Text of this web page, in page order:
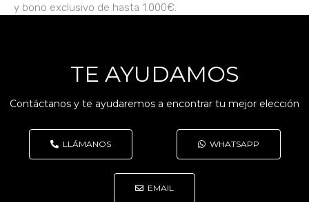
y bono exclusivo de hasta 1.000€.
TE AYUDAMOS
Contáctanos y te ayudaremos a encontrar tu mejor elección
LLÁMANOS WHATSAPP
EMAIL